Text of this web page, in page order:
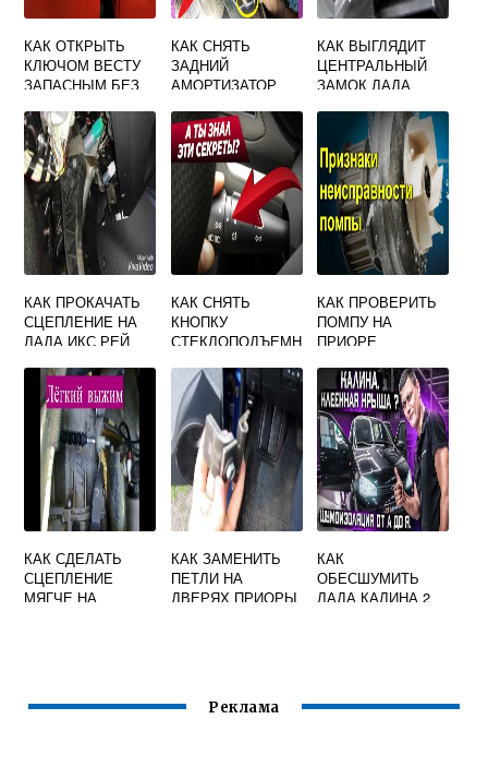
КАК ОТКРЫТЬ
КЛЮЧОМ ВЕСТУ
ЗАПАСНЫМ БЕЗ
КАК СНЯТЬ
ЗАДНИЙ
АМОРТИЗАТОР
КАК ВЫГЛЯДИТ
ЦЕНТРАЛЬНЫЙ
ЗАМОК ЛАДА
КАК ПРОКАЧАТЬ
СЦЕПЛЕНИЕ НА
ЛАДА ИКС РЕЙ
КАК СНЯТЬ
КНОПКУ
СТЕКЛОПОДЪЕМН
КАЛИНА
КАК ПРОВЕРИТЬ
ПОМПУ НА
ПРИОРЕ
КАК СДЕЛАТЬ
СЦЕПЛЕНИЕ
МЯГЧЕ НА
КАК ЗАМЕНИТЬ
ПЕТЛИ НА
ДВЕРЯХ ПРИОРЫ
КАК
ОБЕСШУМИТЬ
ЛАДА КАЛИНА 2
Реклама